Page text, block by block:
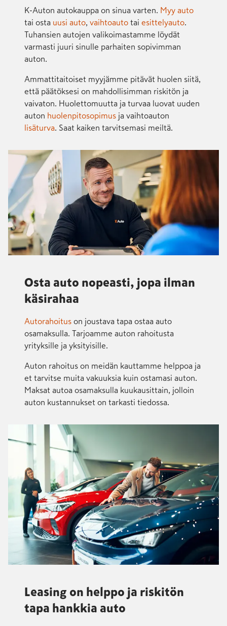
K-Auton autokauppa on sinua varten.
Myy auto
tai osta uusi auto vaihtoauto tai esittelyauto
Tuhansien autojen valikoimastamme löydät
varmasti juuri sinulle parhaiten sopivimman
auton.
Ammattitaitoiset myyjämme pitävät huolen siitä,
että päätöksesi on mahdollisimman riskitön ja
vaivaton. Huolettomuutta ja turvaa luovat uuden
auton huolenpitosopimus ja vaihtoauton
lisäturva . Saat kaiken tarvitsemasi meiltä.
Osta auto nopeasti, jopa ilman
käsirahaa
Autorahoitus on joustava tapa ostaa auto
osamaksulla. Tarjoamme auton rahoitusta
yrityksille ja yksityisille.
Auton rahoitus on meidän kauttamme helppoa ja
et tarvitse muita vakuuksia kuin ostamasi auton.
Maksat autoa osamaksulla kuukausittain, jolloin
auton kustannukset on tarkasti tiedossa.
Leasing on helppo ja riskitön
tapa hankkia auto